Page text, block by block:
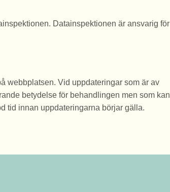
Datainspektionen är ansvarig för
webbplatsen. Vid uppdateringar som är av
betydelse för behandlingen men som kan
tid innan uppdateringarna börjar gälla.